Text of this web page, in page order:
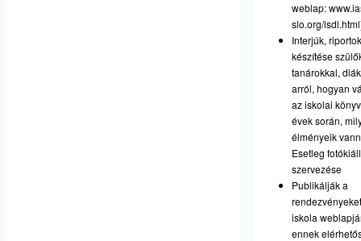
weblap:
slo.org/isdl.html
Interjúk, riportok
készítése
tanárokkal,
arról, hogyan
az iskolai
évek során,
élményeik
Esetleg
szervezése
Publikálják a
iskola
ennek